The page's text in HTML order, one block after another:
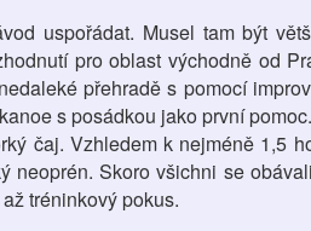
uspořádat. Musel tam být
pro oblast východně od
přehradě s pomocí
s posádkou jako první
čaj. Vzhledem k nejméně 1,5
neoprén. Skoro všichni se
tréninkový pokus.